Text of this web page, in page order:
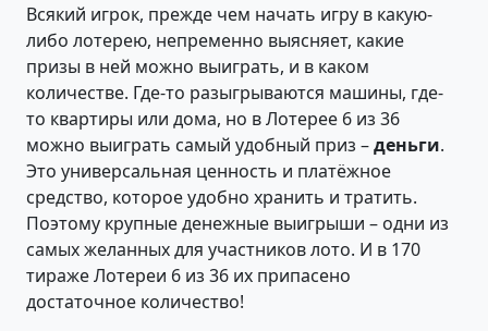
Всякий игрок, прежде чем начать игру в какую-
либо лотерею, непременно выясняет, какие
призы в ней можно выиграть, и в каком
количестве. Где-то разыгрываются машины, где-
то квартиры или дома, но в Лотерее 6 из 36
можно выиграть самый удобный приз –деньги.
Это универсальная ценность и платёжное
средство, которое удобно хранить и тратить.
Поэтому крупные денежные выигрыши – одни из
самых желанных для участников лото. И в 170
тираже Лотереи 6 из 36 их припасено
достаточное количество!